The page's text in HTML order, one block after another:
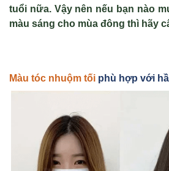
tuổi nữa. Vậy nên nếu bạn nào
màu sáng cho mùa đông thì hãy
Màu tóc nhuộm tối phù hợp với